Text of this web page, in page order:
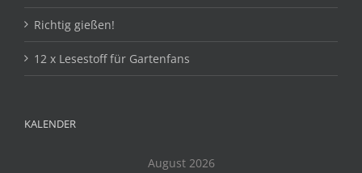
Richtig gießen!
12 x Lesestoff für Gartenfans
KALENDER
August 2026